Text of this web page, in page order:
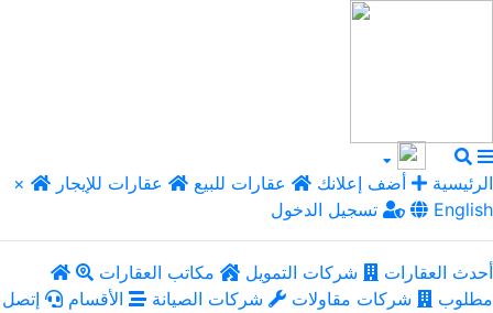
× الرئيسية أضف إعلانك عقارات للبيع
عقارات للإيجار
تسجيل الدخول
English
أحدث العقارات شركات التمويل
مكاتب العقارات
مطلوب
شركات مقاولات شركات الصيانة الأقسام
إتصل